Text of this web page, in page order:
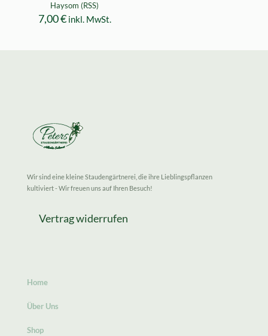
Haysom (RSS)
7,00€ inkl. MwSt.
Wir sind eine kleine Staudengärtnerei, die ihre Lieblingspflanzen
kultiviert - Wir freuen uns auf Ihren Besuch!
Vertrag widerrufen
Home
Über Uns
Shop